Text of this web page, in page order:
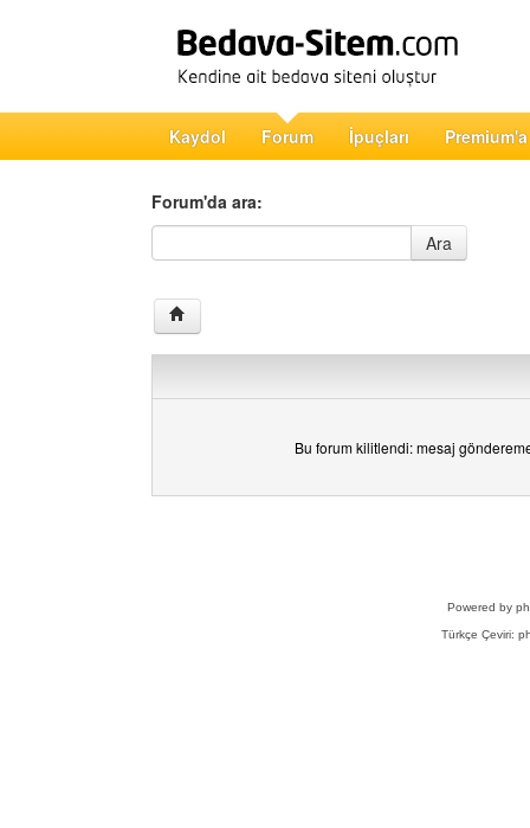
Kaydol Forum İpuçları
Forum'da ara:
Forum'da ara
Ara
Bu forum kilitlendi: mesaj
Powered by
Türkçe Çeviri: